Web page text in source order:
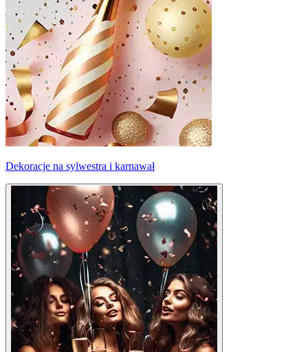
Dekoracje na sylwestra i karnawał